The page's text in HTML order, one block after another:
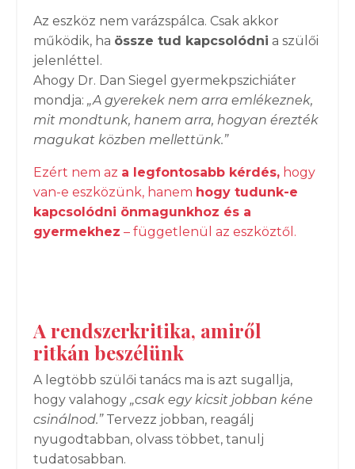
Az eszköz nem varázspálca. Csak akkor
működik, ha össze tud kapcsolódni a szülői
jelenléttel.
Ahogy Dr. Dan Siegel gyermekpszichiáter
mondja: „A gyerekek nem arra emlékeznek,
mit mondtunk, hanem arra, hogyan érezték
magukat közben mellettünk.”
Ezért nem az a legfontosabb kérdés, hogy
van-e eszközünk, hanem hogy tudunk-e
kapcsolódni önmagunkhoz és a
gyermekhez – függetlenül az eszköztől.
A rendszerkritika, amiről
ritkán beszélünk
A legtöbb szülői tanács ma is azt sugallja,
hogy valahogy „csak egy kicsit jobban kéne
csinálnod.”Tervezz jobban, reagálj
nyugodtabban, olvass többet, tanulj
tudatosabban.